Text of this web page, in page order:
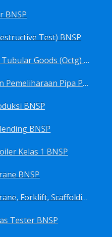
BNSP
Test) BNSP
Sertifikasi Oil Country Tubular Goods (Octg) BNSP
Sertifikasi Operasi Dan Pemeliharaan Pipa Penyalur BNSP
BNSP
BNSP
Kelas 1 BNSP
BNSP
Sertifikasi Operator Crane, Forklift, Scaffolding/Scaffolder, Boiler, Rigger BNSP
Tester BNSP